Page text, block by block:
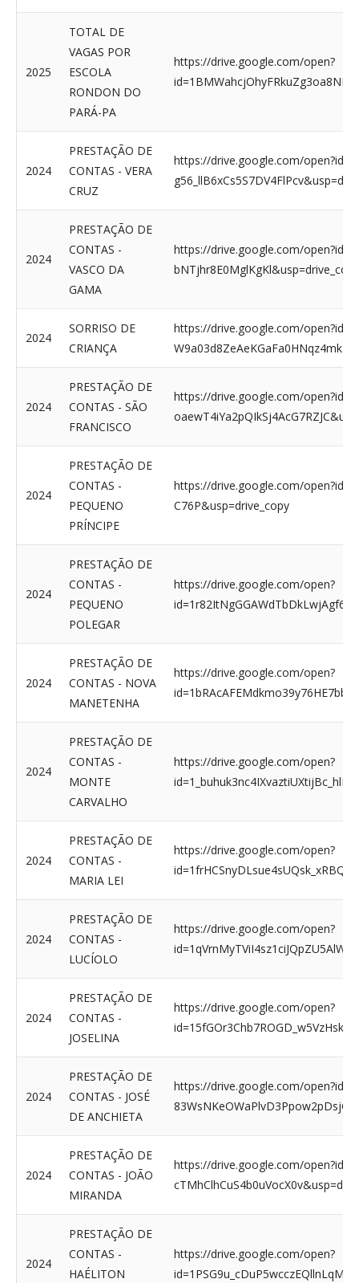
2025
TOTAL DE
VAGAS POR
ESCOLA
RONDON DO
PARÁ-PA
https://drive.google.com/open?
2024
PRESTAÇÃO DE
CONTAS - VERA
CRUZ
https://drive.google.com/
2024
PRESTAÇÃO DE
CONTAS -
VASCO DA
GAMA
https://drive.google.com/
bNTjhr8E0MglKgKl&usp=drive_copy
2024
SORRISO DE
CRIANÇA
https://drive.google.com/
2024
PRESTAÇÃO DE
CONTAS - SÃO
FRANCISCO
https://drive.google.com/
2024
PRESTAÇÃO DE
CONTAS -
PEQUENO
PRÍNCIPE
https://drive.google.com/
C76P&usp=drive_copy
2024
PRESTAÇÃO DE
CONTAS -
PEQUENO
POLEGAR
https://drive.google.com/open?
2024
PRESTAÇÃO DE
CONTAS - NOVA
MANETENHA
https://drive.google.com/open?
2024
PRESTAÇÃO DE
CONTAS -
MONTE
CARVALHO
https://drive.google.com/open?
2024
PRESTAÇÃO DE
CONTAS -
MARIA LEI
https://drive.google.com/open?
2024
PRESTAÇÃO DE
CONTAS -
LUCÍOLO
https://drive.google.com/open?
2024
PRESTAÇÃO DE
CONTAS -
JOSELINA
https://drive.google.com/open?
2024
PRESTAÇÃO DE
CONTAS - JOSÉ
DE ANCHIETA
https://drive.google.com/
2024
PRESTAÇÃO DE
CONTAS - JOÃO
MIRANDA
https://drive.google.com/
2024
PRESTAÇÃO DE
CONTAS -
HAÉLITON
https://drive.google.com/open?